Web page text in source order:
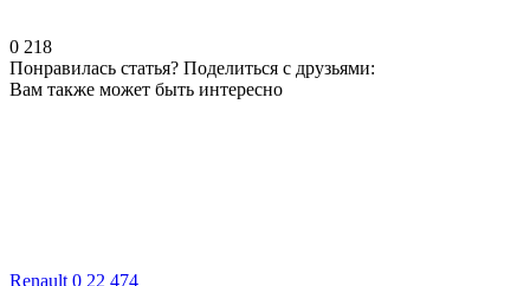
0 218
Понравилась статья? Поделиться с друзьями:
Вам также может быть интересно
Renault 0 22 474